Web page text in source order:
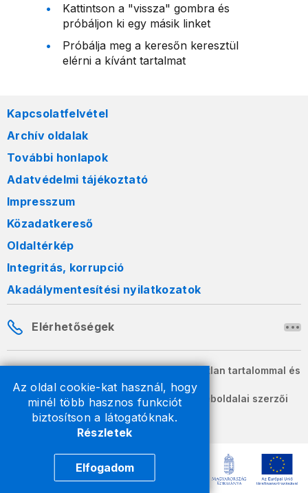
Az oldal cookie-kat használ, hogy
minél több hasznos funkciót
biztosítson a látogatóknak.
Részletek
Elfogadom
Kattintson a "vissza" gombra és
próbáljon ki egy másik linket
Próbálja meg a keresőn keresztül
elérni a kívánt tartalmat
Kapcsolatfelvétel
Archív oldalak
További honlapok
Adatvédelmi tájékoztató
Impresszum
Közadatkereső
Oldaltérkép
Integritás, korrupció
Akadálymentesítési nyilatkozatok
Elérhetőségek
A honlapon szereplő információk változatlan tartalommal és
formában szabadon terjeszthetők.
2026 © A Nemzeti Adó- és Vámhivatal weboldalai szerzői
jogvédelem alatt állnak.